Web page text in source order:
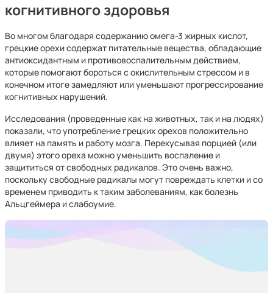
когнитивного здоровья
Во многом благодаря содержанию омега-3 жирных кислот,
грецкие орехи содержат питательные вещества, обладающие
антиоксидантным и противовоспалительным действием,
которые помогают бороться с окислительным стрессом и в
конечном итоге замедляют или уменьшают прогрессирование
когнитивных нарушений.
Исследования (проведенные как на животных, так и на людях)
показали, что употребление грецких орехов положительно
влияет на память и работу мозга. Перекусывая порцией (или
двумя) этого ореха можно уменьшить воспаление и
защититься от свободных радикалов. Это очень важно,
поскольку свободные радикалы могут повреждать клетки и со
временем приводить к таким заболеваниям, как болезнь
Альцгеймера и слабоумие.